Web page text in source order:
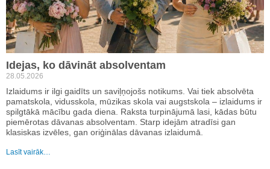
Idejas, ko dāvināt absolventam
28.05.2026
Izlaidums ir ilgi gaidīts un saviļņojošs notikums. Vai tiek absolvēta
pamatskola, vidusskola, mūzikas skola vai augstskola – izlaidums ir
spilgtākā mācību gada diena. Raksta turpinājumā lasi, kādas būtu
piemērotas dāvanas absolventam. Starp idejām atradīsi gan
klasiskas izvēles, gan oriģinālas dāvanas izlaidumā.
Lasīt vairāk…